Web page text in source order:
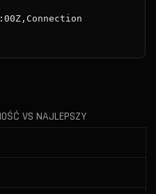
VS NAJLEPSZY